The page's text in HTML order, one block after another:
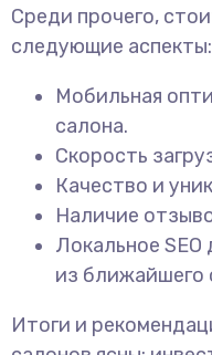
Среди прочего,
следующие аспекты:
Мобильная
салона.
Скорость
Качество и
Наличие
Локальное SEO
из ближайшего
Итоги и